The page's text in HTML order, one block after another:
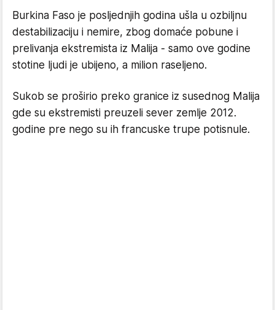
Burkina Faso je posljednjih godina ušla u ozbiljnu
destabilizaciju i nemire, zbog domaće pobune i
prelivanja ekstremista iz Malija - samo ove godine
stotine ljudi je ubijeno, a milion raseljeno.
Sukob se proširio preko granice iz susednog Malija
gde su ekstremisti preuzeli sever zemlje 2012.
godine pre nego su ih francuske trupe potisnule.